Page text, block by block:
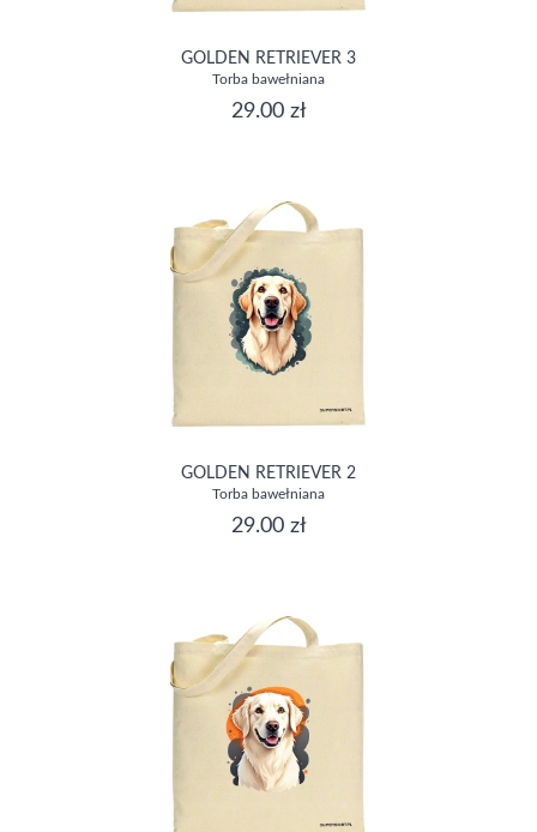
GOLDEN RETRIEVER 3
Torba bawełniana
29.00 zł
GOLDEN RETRIEVER 2
Torba bawełniana
29.00 zł